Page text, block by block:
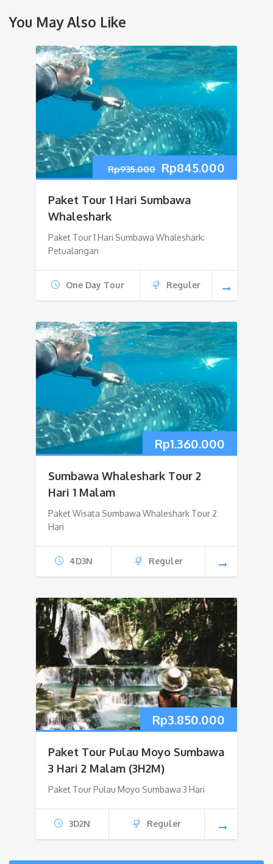
You May Also Like
Rp935.000 Harga
aslinya
Rp935.000.
Rp845.000
Paket Tour 1 Hari Sumbawa
Whaleshark
Paket Tour 1 Hari Sumbawa Whaleshark:
Petualangan
One Day Tour Reguler
Rp1.360.000
Sumbawa Whaleshark Tour 2
Hari 1 Malam
Paket Wisata Sumbawa Whaleshark Tour 2
Hari
4D3N Reguler
Rp3.850.000
Paket Tour Pulau Moyo Sumbawa
3 Hari 2 Malam (3H2M)
Paket Tour Pulau Moyo Sumbawa 3 Hari
3D2N Reguler